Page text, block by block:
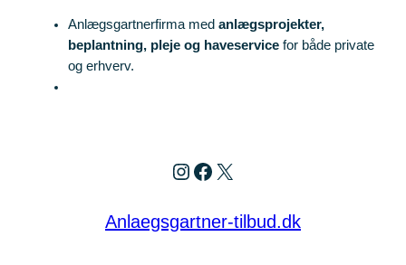
Anlægsgartnerfirma med anlægsprojekter,
beplantning, pleje og haveservicefor både private
og erhverv.
Instagram
Facebook
X
Anlaegsgartner-tilbud.dk